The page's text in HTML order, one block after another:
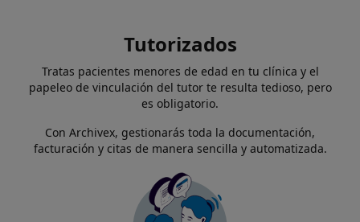
Tutorizados
Tratas pacientes menores de edad en tu clínica y el
papeleo de vinculación del tutor te resulta tedioso, pero
es obligatorio.
Con Archivex, gestionarás toda la documentación,
facturación y citas de manera sencilla y automatizada.